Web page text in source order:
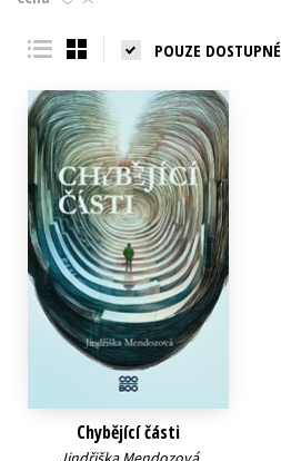
Young adult (SK)
POUZE DOSTUPNÉ
Chybějící části